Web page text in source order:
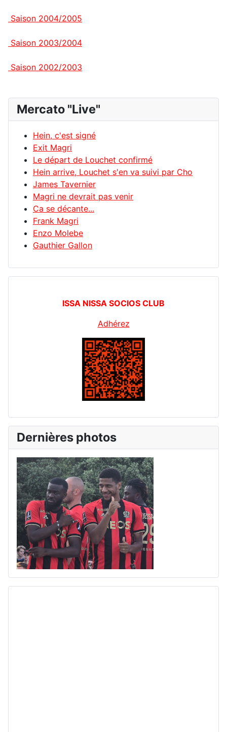
Saison 2004/2005
Saison 2003/2004
Saison 2002/2003
Mercato "Live"
Hein, c'est signé
Exit Magri
Le départ de Louchet confirmé
Hein arrive, Louchet s'en va suivi par Cho
James Tavernier
Magri ne devrait pas venir
Ca se décante...
Frank Magri
Enzo Molebe
Gauthier Gallon
ISSA NISSA SOCIOS CLUB
Adhérez
Dernières photos